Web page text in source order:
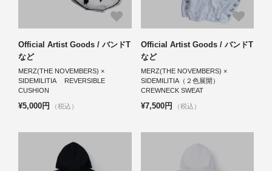
Official Artist Goods / バンドT
など
MERZ(THE NOVEMBERS) ×
SIDEMILITIA REVERSIBLE
CUSHION
¥5,000円 （税込）
Official Artist Goods / バンドT
など
MERZ(THE NOVEMBERS) ×
SIDEMILITIA（２色展開）
CREWNECK SWEAT
¥7,500円 （税込）